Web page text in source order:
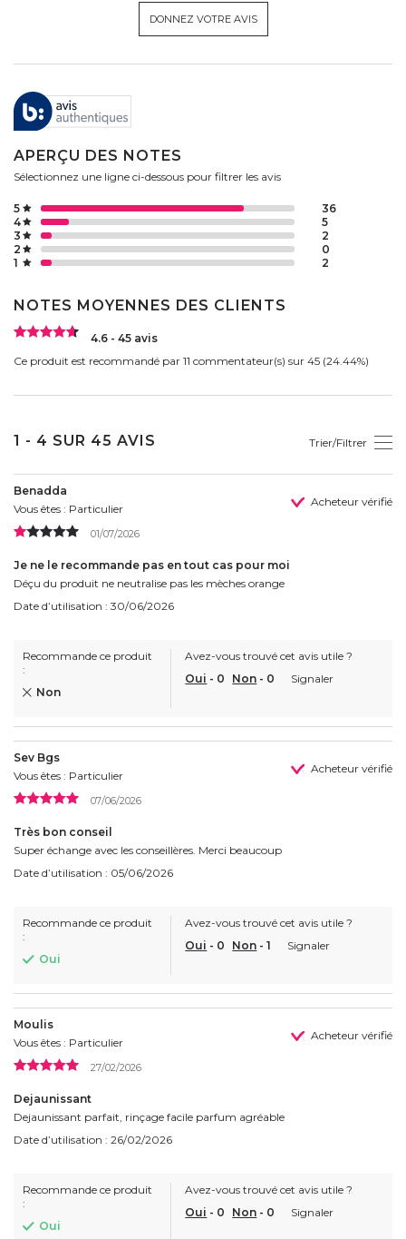
DONNEZ VOTRE AVIS
APERÇU DES NOTES
Sélectionnez une ligne ci-dessous pour filtrer les avis
1 2
2 0
3 2
4 5
5 36
NOTES MOYENNES DES CLIENTS
4.6 - 45 avis
Ce produit est recommandé par 11 commentateur(s) sur 45 (24.44%)
1 - 4 SUR 45 AVIS Trier/Filtrer
Benadda
Vous êtes : Particulier
Acheteur vérifié
01/07/2026
Je ne le recommande pas en tout cas pour moi
Déçu du produit ne neutralise pas les mèches orange
Date d’utilisation : 30/06/2026
Recommande ce produit
:
Non
Avez-vous trouvé cet avis utile ?
Oui - 0 Non - 0 Signaler
Sev Bgs
Vous êtes : Particulier
Acheteur vérifié
07/06/2026
Très bon conseil
Super échange avec les conseillères. Merci beaucoup
Date d’utilisation : 05/06/2026
Recommande ce produit
:
Oui
Avez-vous trouvé cet avis utile ?
Oui - 0 Non -1 Signaler
Moulis
Vous êtes : Particulier
Acheteur vérifié
27/02/2026
Dejaunissant
Dejaunissant parfait, rinçage facile parfum agréable
Date d’utilisation : 26/02/2026
Recommande ce produit
:
Oui
Avez-vous trouvé cet avis utile ?
Oui - 0 Non - 0 Signaler